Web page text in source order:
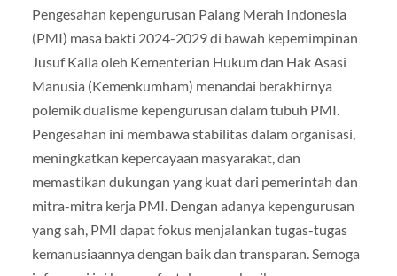
Pengesahan kepengurusan Palang Merah Indonesia
(PMI) masa bakti 2024-2029 di bawah kepemimpinan
Jusuf Kalla oleh Kementerian Hukum dan Hak Asasi
Manusia (Kemenkumham) menandai berakhirnya
polemik dualisme kepengurusan dalam tubuh PMI.
Pengesahan ini membawa stabilitas dalam organisasi,
meningkatkan kepercayaan masyarakat, dan
memastikan dukungan yang kuat dari pemerintah dan
mitra-mitra kerja PMI. Dengan adanya kepengurusan
yang sah, PMI dapat fokus menjalankan tugas-tugas
kemanusiaannya dengan baik dan transparan. Semoga